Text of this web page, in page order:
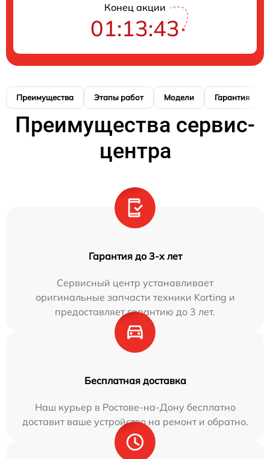
Конец акции
01:13:42
Преимущества Этапы работ Модели Гарантия
Преимущества сервис-
центра
Гарантия до 3-х лет
Сервисный центр устанавливает
оригинальные запчасти техники Korting и
предоставляет гарантию до 3 лет.
Бесплатная доставка
Наш курьер в Ростове-на-Дону бесплатно
доставит ваше устройство на ремонт и обратно.